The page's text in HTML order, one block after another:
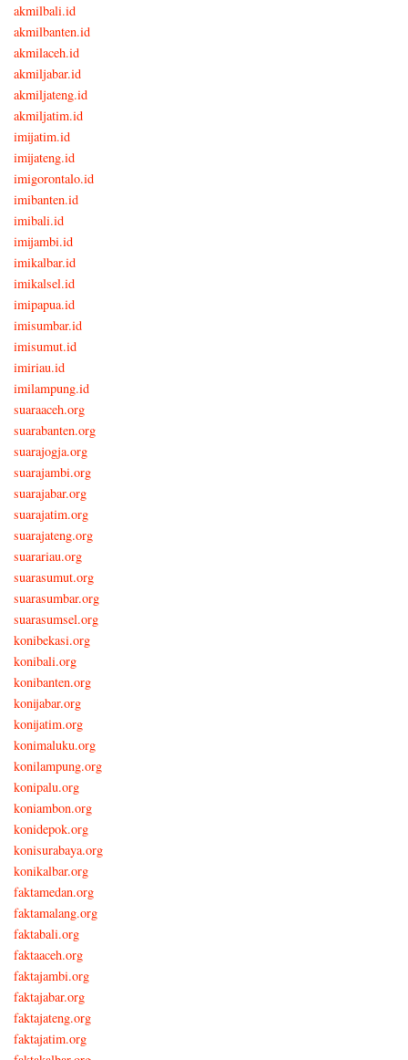
akmilbali.id
akmilbanten.id
akmilaceh.id
akmiljabar.id
akmiljateng.id
akmiljatim.id
imijatim.id
imijateng.id
imigorontalo.id
imibanten.id
imibali.id
imijambi.id
imikalbar.id
imikalsel.id
imipapua.id
imisumbar.id
imisumut.id
imiriau.id
imilampung.id
suaraaceh.org
suarabanten.org
suarajogja.org
suarajambi.org
suarajabar.org
suarajatim.org
suarajateng.org
suarariau.org
suarasumut.org
suarasumbar.org
suarasumsel.org
konibekasi.org
konibali.org
konibanten.org
konijabar.org
konijatim.org
konimaluku.org
konilampung.org
konipalu.org
koniambon.org
konidepok.org
konisurabaya.org
konikalbar.org
faktamedan.org
faktamalang.org
faktabali.org
faktaaceh.org
faktajambi.org
faktajabar.org
faktajateng.org
faktajatim.org